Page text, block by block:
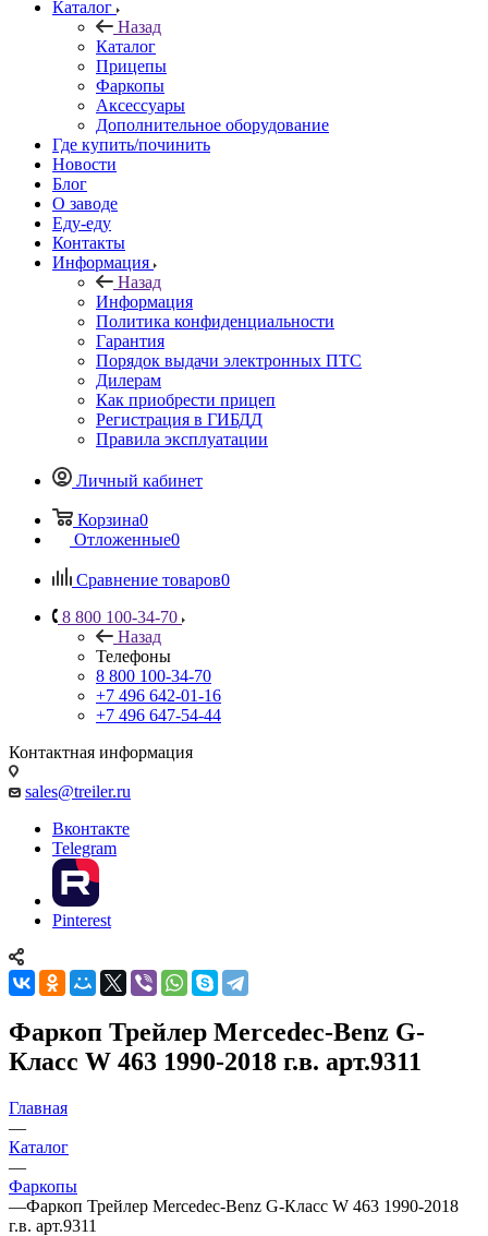
Каталог
Назад
Каталог
Прицепы
Фаркопы
Аксессуары
Дополнительное оборудование
Где купить/починить
Новости
Блог
О заводе
Еду-еду
Контакты
Информация
Назад
Информация
Политика конфиденциальности
Гарантия
Порядок выдачи электронных ПТС
Дилерам
Как приобрести прицеп
Регистрация в ГИБДД
Правила эксплуатации
Личный кабинет
Корзина0
Отложенные0
Сравнение товаров0
8 800 100-34-70
Назад
Телефоны
8 800 100-34-70
+7 496 642-01-16
+7 496 647-54-44
Контактная информация
sales@treiler.ru
Вконтакте
Telegram
Pinterest
Фаркоп Трейлер Mercedec-Benz G-
Класс W 463 1990-2018 г.в. арт.9311
Главная
—
Каталог
—
Фаркопы
—Фаркоп Трейлер Mercedec-Benz G-Класс W 463 1990-2018
г.в. арт.9311